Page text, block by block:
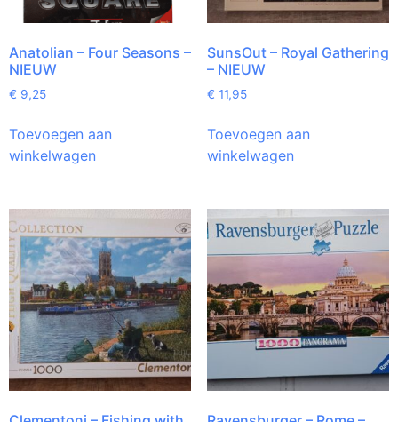
Anatolian – Four Seasons –
NIEUW
€ 9,25
Toevoegen aan
winkelwagen
SunsOut – Royal Gathering
– NIEUW
€ 11,95
Toevoegen aan
winkelwagen